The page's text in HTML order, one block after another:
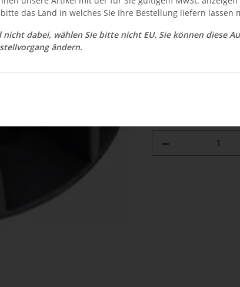
$ 4.41
inkl. 19% USt. , zzgl.
das Land in welches SIe Ihre Bestellung liefern lassen
nicht dabei, wählen Sie bitte nicht EU. Sie können diese
ändern.